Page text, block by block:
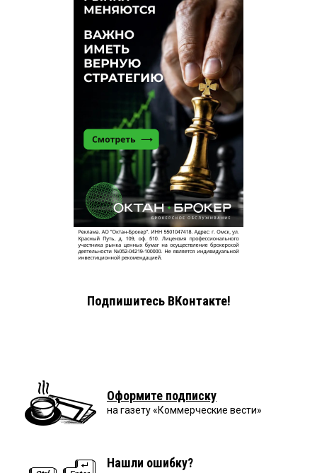
Подпишитесь ВКонтакте!
Оформите подписку
на газету «Коммерческие вести»
Нашли ошибку?